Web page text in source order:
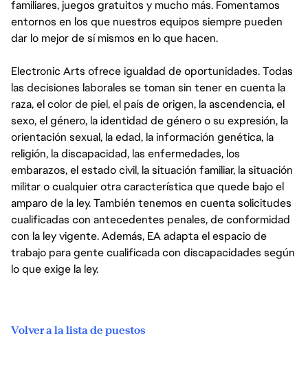
familiares, juegos gratuitos y mucho más. Fomentamos
entornos en los que nuestros equipos siempre pueden
dar lo mejor de sí mismos en lo que hacen.
Electronic Arts ofrece igualdad de oportunidades. Todas
las decisiones laborales se toman sin tener en cuenta la
raza, el color de piel, el país de origen, la ascendencia, el
sexo, el género, la identidad de género o su expresión, la
orientación sexual, la edad, la información genética, la
religión, la discapacidad, las enfermedades, los
embarazos, el estado civil, la situación familiar, la situación
militar o cualquier otra característica que quede bajo el
amparo de la ley. También tenemos en cuenta solicitudes
cualificadas con antecedentes penales, de conformidad
con la ley vigente. Además, EA adapta el espacio de
trabajo para gente cualificada con discapacidades según
lo que exige la ley.
Volver a la lista de puestos